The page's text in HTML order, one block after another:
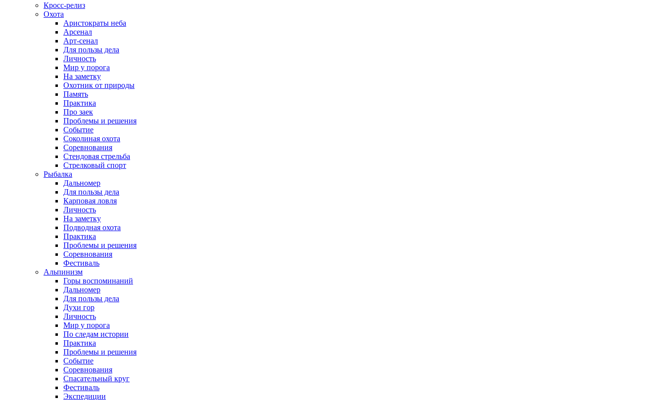
Кросс-релиз
Охота
Аристократы неба
Арсенал
Арт-сенал
Для пользы дела
Личность
Мир у порога
На заметку
Охотник от природы
Память
Практика
Про заек
Проблемы и решения
Событие
Соколиная охота
Соревнования
Стендовая стрельба
Стрелковый спорт
Рыбалка
Дальномер
Для пользы дела
Карповая ловля
Личность
На заметку
Подводная охота
Практика
Проблемы и решения
Соревнования
Фестиваль
Альпинизм
Горы воспоминаний
Дальномер
Для пользы дела
Духи гор
Личность
Мир у порога
По следам истории
Практика
Проблемы и решения
Событие
Соревнования
Спасательный круг
Фестиваль
Экспедиции